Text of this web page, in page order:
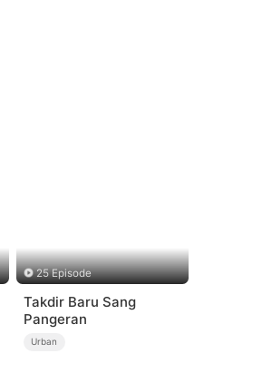
25 Episode
Takdir Baru Sang
Pangeran
Urban